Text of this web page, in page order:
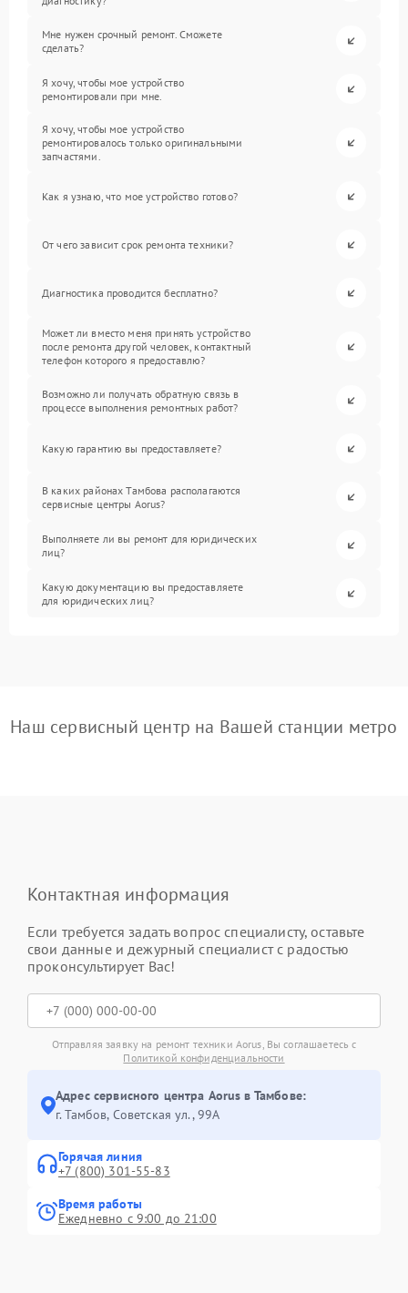
Мне нужен срочный ремонт. Сможете
сделать?
Я хочу, чтобы мое устройство
ремонтировали при мне.
Я хочу, чтобы мое устройство
ремонтировалось только оригинальными
запчастями.
Как я узнаю, что мое устройство готово?
От чего зависит срок ремонта техники?
Диагностика проводится бесплатно?
Может ли вместо меня принять устройство
после ремонта другой человек, контактный
телефон которого я предоставлю?
Возможно ли получать обратную связь в
процессе выполнения ремонтных работ?
Какую гарантию вы предоставляете?
В каких районах Тамбова располагаются
сервисные центры Aorus?
Выполняете ли вы ремонт для юридических
лиц?
Какую документацию вы предоставляете
для юридических лиц?
Наш сервисный центр на Вашей станции метро
Контактная информация
Если требуется задать вопрос специалисту, оставьте
свои данные и дежурный специалист с радостью
проконсультирует Вас!
Отправляя заявку на ремонт техники Aorus, Вы соглашаетесь с
Политикой конфиденциальности
Адрес сервисного центра Aorus в Тамбове:
г. Тамбов, Советская ул., 99А
Горячая линия
+7 (800) 301-55-83
Время работы
Ежедневно с 9:00 до 21:00